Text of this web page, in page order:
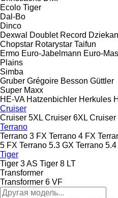
Ecolo Tiger
Dal-Bo
Dinco
Dexwal
Doublet Record Dziekan
Chopstar Rotarystar Taifun
Ermo Euro-Jabelmann Euro-
Plains
Simba
Gruber Grégoire Besson Güttler
Super Maxx
HE-VA Hatzenbichler Herkules
Cruiser
Cruiser 5XL Cruiser 6XL Cruiser
Terrano
Terrano 3 FX Terrano 4 FX
5 FX Terrano 5.3 GX Terrano 5.4
Tiger
Tiger 3 AS Tiger 8 LT
Transformer
Transformer 6 VF